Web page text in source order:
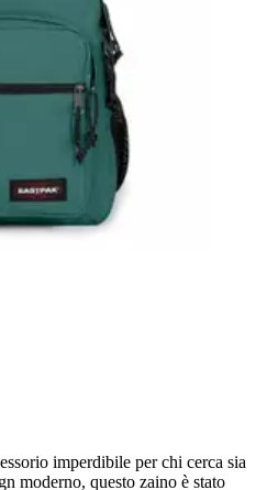
imperdibile per chi cerca sia
moderno, questo zaino è stato